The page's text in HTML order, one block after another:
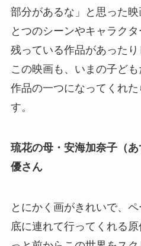
部分があるな」と思った
とつのシーンやキャラク
残っている作品があったり
この映画も、いまの子ど
作品の一つになってくれ
す。
琉花の母・安海加奈子（
優さん
とにかく画がきれいで、
底に連れて行ってくれる